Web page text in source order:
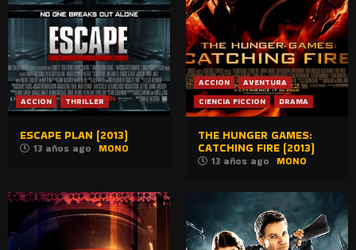
ACCION THRILLER
ESCAPE PLAN (2013)
13 años ago MONO
ACCION
AVENTURA
CIENCIA FICCION
DRAMA
THE HUNGER GAMES:
CATCHING FIRE (2013)
13 años ago MONO